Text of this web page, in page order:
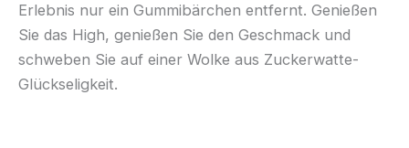
Erlebnis nur ein Gummibärchen entfernt. Genießen
Sie das High, genießen Sie den Geschmack und
schweben Sie auf einer Wolke aus Zuckerwatte-
Glückseligkeit.